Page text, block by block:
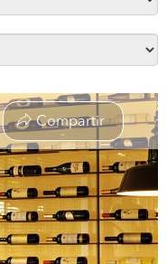
Compartir